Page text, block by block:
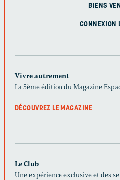
BIENS
CONNEXION
Vivre autrement
La 5ème édition du Magazine
DÉCOUVREZ LE MAGAZINE
Le Club
Une expérience exclusive et des